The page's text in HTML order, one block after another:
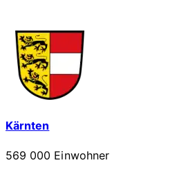
Kärnten
569 000 Einwohner